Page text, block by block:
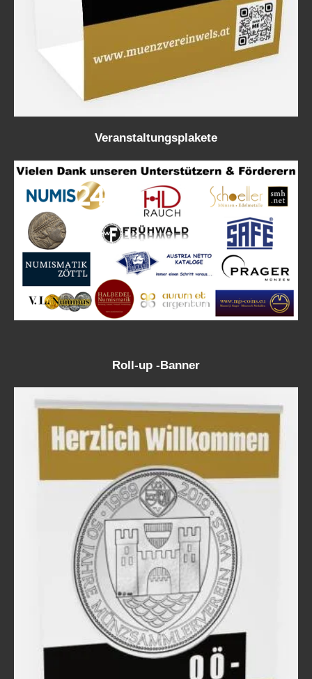
Veranstaltungsplakete
Roll-up -Banner